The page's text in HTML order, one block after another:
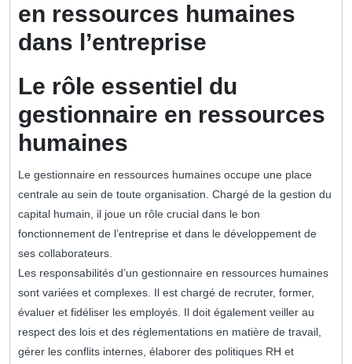
en ressources humaines
dans l’entreprise
Le rôle essentiel du
gestionnaire en ressources
humaines
Le gestionnaire en ressources humaines occupe une place
centrale au sein de toute organisation. Chargé de la gestion du
capital humain, il joue un rôle crucial dans le bon
fonctionnement de l’entreprise et dans le développement de
ses collaborateurs.
Les responsabilités d’un gestionnaire en ressources humaines
sont variées et complexes. Il est chargé de recruter, former,
évaluer et fidéliser les employés. Il doit également veiller au
respect des lois et des réglementations en matière de travail,
gérer les conflits internes, élaborer des politiques RH et